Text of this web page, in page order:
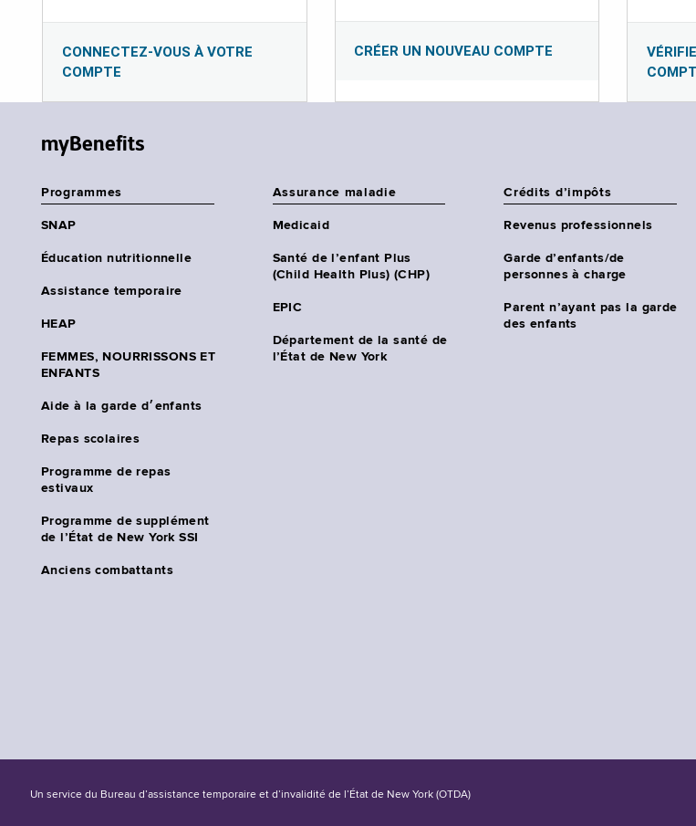
CONNECTEZ-VOUS À VOTRE
COMPTE
CRÉER UN NOUVEAU COMPTE
myBenefits
Programmes
SNAP
Éducation nutritionnelle
Assistance temporaire
HEAP
FEMMES, NOURRISSONS ET
ENFANTS
Aide à la garde d׳enfants
Repas scolaires
Programme de repas
estivaux
Programme de supplément
de l’État de New York SSI
Anciens combattants
Assurance maladie
Medicaid
Santé de l’enfant Plus
(Child Health Plus) (CHP)
EPIC
Département de la santé de
l’État de New York
Crédits d’impôts
Revenus professionnels
Garde d’enfants/de
personnes à charge
Parent n’ayant pas la garde
des enfants
Un service du Bureau d’assistance temporaire et d’invalidité de l’État de New York (OTDA)